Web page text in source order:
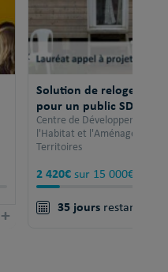
+
Solution de relogement
pour un public SDF
Centre de Développement
l'Habitat et l'Aménagement
Territoires
2 420€ sur 15 000€
35 jours restants !